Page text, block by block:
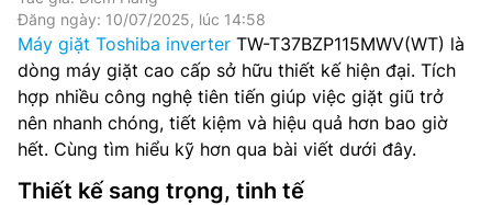
Đăng ngày: 10/07/2025, lúc 14:58
Máy giặt Toshiba inverter TW-T37BZP115MWV(WT) là
dòng máy giặt cao cấp sở hữu thiết kế hiện đại. Tích
hợp nhiều công nghệ tiên tiến giúp việc giặt giũ trở
nên nhanh chóng, tiết kiệm và hiệu quả hơn bao giờ
hết. Cùng tìm hiểu kỹ hơn qua bài viết dưới đây.
Thiết kế sang trọng, tinh tế